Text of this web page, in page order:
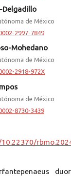
Delgadillo
de México
2997-7849
Mohedano
de México
2918-972X
de México
8730-3439